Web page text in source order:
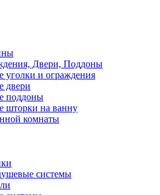
Двери, Поддоны
уголки и ограждения
двери
поддоны
шторки на ванну
комнаты
системы